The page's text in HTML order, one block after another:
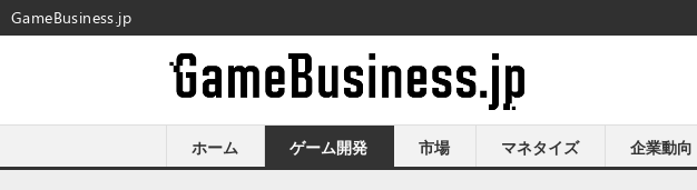
ホーム ゲーム開発 市場 マネタイズ 企業動向
GameBusiness.jp